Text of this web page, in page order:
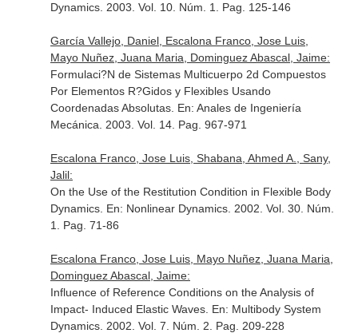
Dynamics. 2003. Vol. 10. Núm. 1. Pag. 125-146
García Vallejo, Daniel, Escalona Franco, Jose Luis,
Mayo Nuñez, Juana Maria, Dominguez Abascal, Jaime:
Formulaci?N de Sistemas Multicuerpo 2d Compuestos
Por Elementos R?Gidos y Flexibles Usando
Coordenadas Absolutas. En: Anales de Ingeniería
Mecánica . 2003. Vol. 14. Pag. 967-971
Escalona Franco, Jose Luis, Shabana, Ahmed A., Sany,
Jalil:
On the Use of the Restitution Condition in Flexible Body
Dynamics. En: Nonlinear Dynamics. 2002. Vol. 30. Núm.
1. Pag. 71-86
Escalona Franco, Jose Luis, Mayo Nuñez, Juana Maria,
Dominguez Abascal, Jaime:
Influence of Reference Conditions on the Analysis of
Impact- Induced Elastic Waves. En: Multibody System
Dynamics. 2002. Vol. 7. Núm. 2. Pag. 209-228